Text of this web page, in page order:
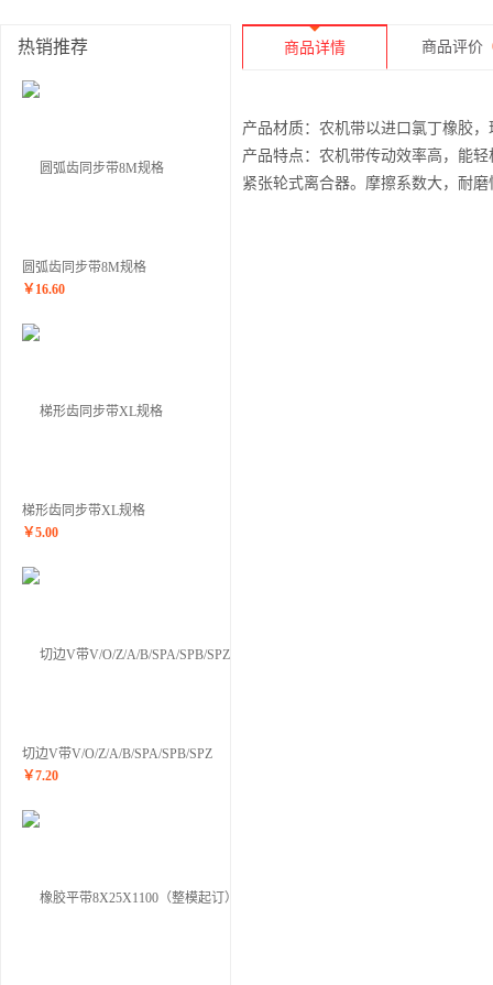
热销推荐
圆弧齿同步带8M规格
￥ 16.60
梯形齿同步带XL规格
￥5.00
切边V带V/O/Z/A/B/SPA/SPB/SPZ
￥7.20
商品详情 商品评价
产品材质：农机带以进口氯丁橡胶
产品特点：农机带传动效率高，能
紧张轮式离合器。摩擦系数大，耐